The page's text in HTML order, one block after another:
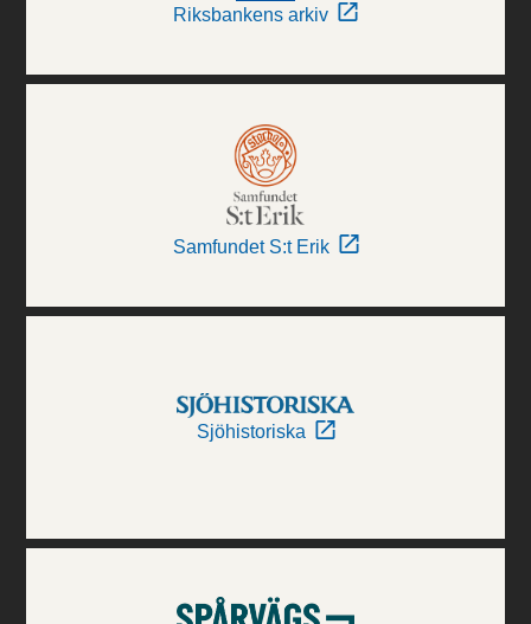
Riksbankens arkiv
Samfundet S:t Erik
Sjöhistoriska